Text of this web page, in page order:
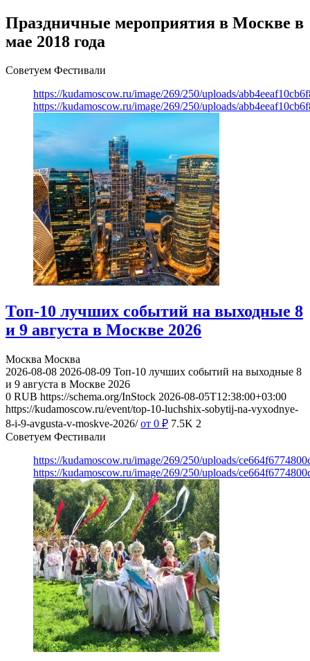
Праздничные мероприятия в Москве в
мае 2018 года
Советуем Фестивали
https://kudamoscow.ru/image/269/250/uploads/
https://kudamoscow.ru/image/269/250/uploads/
Топ-10 лучших событий на выходные 8
и 9 августа в Москве 2026
Москва Москва
2026-08-08 2026-08-09 Топ-10 лучших событий на выходные 8
и 9 августа в Москве 2026
0 RUB https://schema.org/InStock 2026-08-05T12:38:00+03:00
https://kudamoscow.ru/event/top-10-luchshix-sobytij-na-vyxodnye-
8-i-9-avgusta-v-moskve-2026/ от 0 ₽ 7.5K 2
Советуем Фестивали
https://kudamoscow.ru/image/269/250/uploads/
https://kudamoscow.ru/image/269/250/uploads/